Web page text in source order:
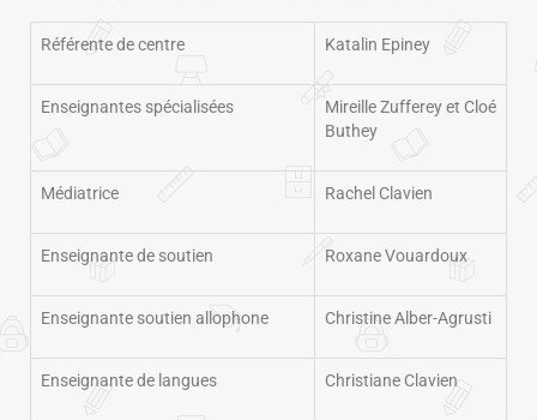
Référente de centre Katalin Epiney
Enseignantes spécialisées
Mireille Zufferey et Cloé
Buthey
Médiatrice Rachel Clavien
Enseignante de soutien Roxane Vouardoux
Enseignante soutien allophone Christine Alber-Agrusti
Enseignante de langues Christiane Clavien